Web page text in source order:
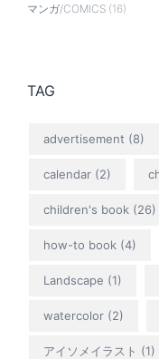
マンガ/COMICS (16)
TAG
advertisement (8)
calendar (2)
children's book (26)
how-to book (4)
Landscape (1)
watercolor (2)
アイソメイラスト (1)